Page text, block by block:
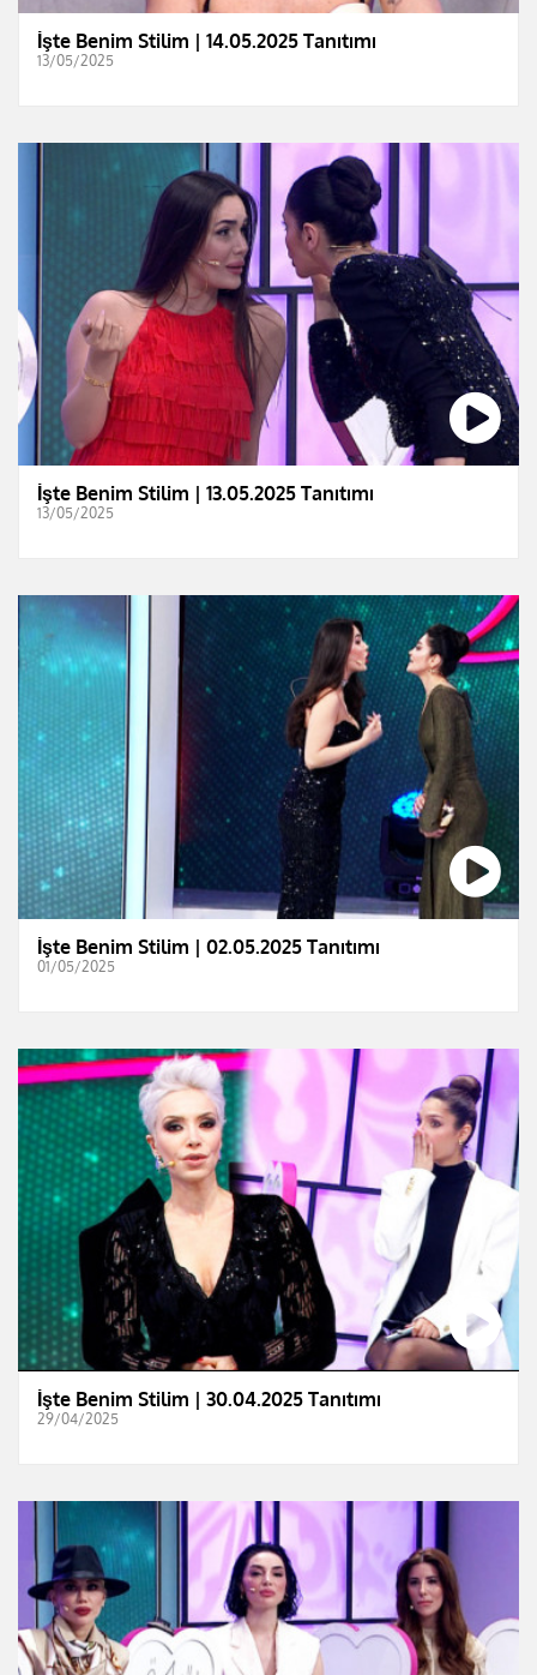
İşte Benim Stilim | 14.05.2025 Tanıtımı
13/05/2025
İşte Benim Stilim | 13.05.2025 Tanıtımı
13/05/2025
İşte Benim Stilim | 02.05.2025 Tanıtımı
01/05/2025
İşte Benim Stilim | 30.04.2025 Tanıtımı
29/04/2025